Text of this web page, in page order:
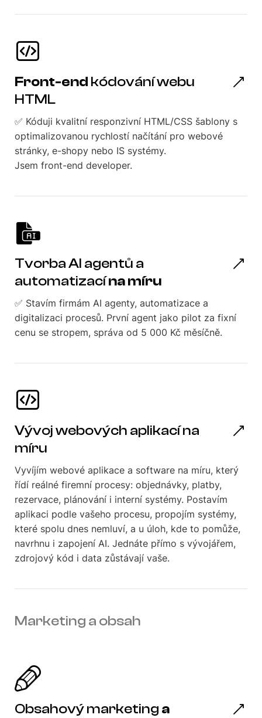
Front-end kódování webu
HTML
✅ Kóduji kvalitní responzivní HTML/CSS šablony s
optimalizovanou rychlostí načítání pro webové
stránky, e-shopy nebo IS systémy.
Jsem front-end developer.
Tvorba AI agentů a
automatizacína míru
✅ Stavím firmám AI agenty, automatizace a
digitalizaci procesů. První agent jako pilot za fixní
cenu se stropem, správa od 5 000 Kč měsíčně.
Vývoj webových aplikací na
míru
Vyvíjím webové aplikace a software na míru, který
řídí reálné firemní procesy: objednávky, platby,
rezervace, plánování i interní systémy. Postavím
aplikaci podle vašeho procesu, propojím systémy,
které spolu dnes nemluví, a u úloh, kde to pomůže,
navrhnu i zapojení AI. Jednáte přímo s vývojářem,
zdrojový kód i data zůstávají vaše.
Marketing a obsah
Obsahový marketing a